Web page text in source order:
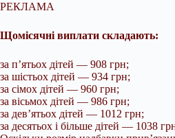
РЕКЛАМА
Щомісячні виплати складають:
за п’ятьох дітей — 908 грн;
за шістьох дітей — 934 грн;
за сімох дітей — 960 грн;
за вісьмох дітей — 986 грн;
за дев’ятьох дітей — 1012 грн;
за десятьох і більше дітей — 1038